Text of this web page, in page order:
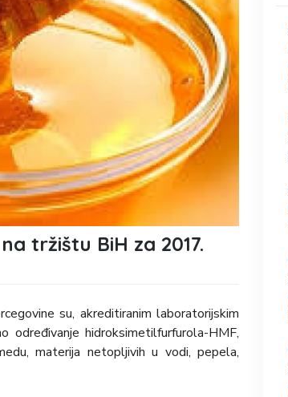
tržištu BiH za 2017.
su, akreditiranim laboratorijskim
određivanje hidroksimetilfurfurola-HMF,
materija netopljivih u vodi, pepela,